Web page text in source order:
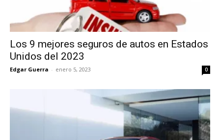
Los 9 mejores seguros de autos en Estados
Unidos del 2023
Edgar Guerra - enero 5, 2023 0